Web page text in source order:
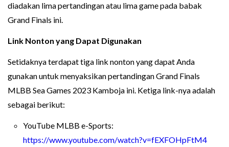
diadakan lima pertandingan atau lima game pada babak
Grand Finals ini.
Link Nonton yang Dapat Digunakan
Setidaknya terdapat tiga link nonton yang dapat Anda
gunakan untuk menyaksikan pertandingan Grand Finals
MLBB Sea Games 2023 Kamboja ini. Ketiga link-nya adalah
sebagai berikut:
YouTube MLBB e-Sports:
https://www.youtube.com/watch?v=fEXFOHpFtM4